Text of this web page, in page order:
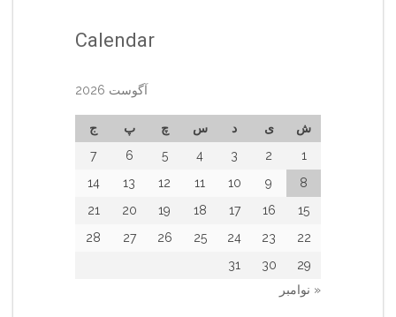
Calendar
آگوست 2026
ش ی د س چ پ
ج
1
2
3
4
5
6
7
8
9
10
11
12
13
14
15
16
17
18
19
20
21
22
23
24
25
26
27
28
29
30
31
« نوامبر